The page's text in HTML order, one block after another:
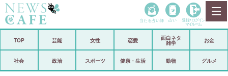
政治
当たる占い師 占い 登録• ログイン
マイルーム
TOP 芸能 女性 恋愛
面白ネタ
雑学
お金
社会 政治 スポーツ 健康・生活 動物 グルメ